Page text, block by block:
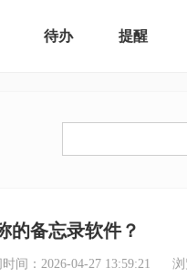
待办 提醒
的备忘录软件？
间：2026-04-27 13:59:21 浏